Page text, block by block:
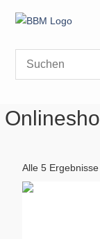
Inhalt
Alle 5